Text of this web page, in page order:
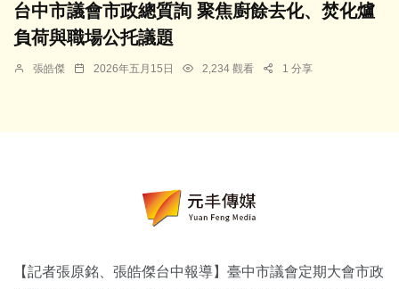
台中市議會市政總質詢 聚焦廚餘去化、焚化爐
負荷與職場公托議題
張皓傑 2026年五月15日 2,234 觀看 1 分享
【記者張原銘、張皓傑台中報導】臺中市議會定期大會市政